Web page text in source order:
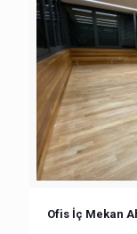
Ofis İç Mekan